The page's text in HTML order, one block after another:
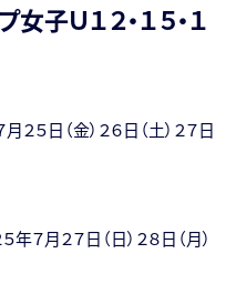
子Ｕ１２・１５・１
５日（金）２６日（土）２７日
７月２７日（日）２８日（月）